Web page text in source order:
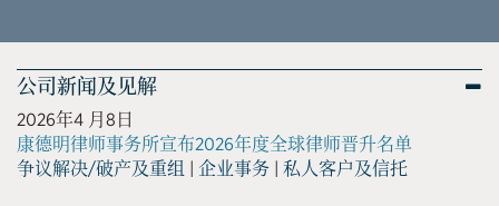
公司新闻及见解
2026年4 月8日
康德明律师事务所宣布2026年度全球律师晋升名单
争议解决/破产及重组 | 企业事务 | 私人客户及信托